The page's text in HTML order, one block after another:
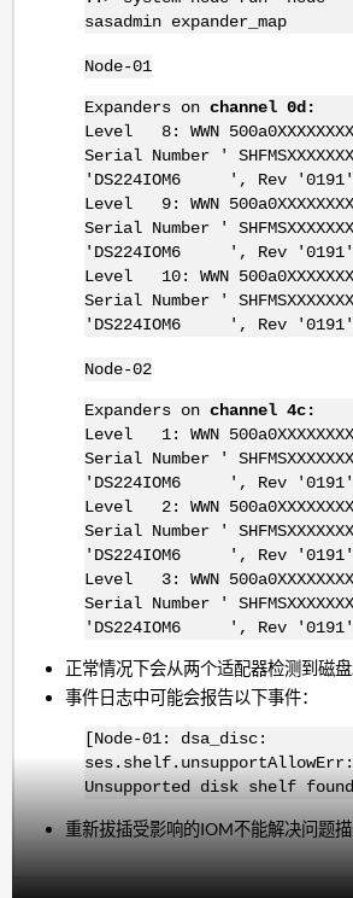
sasadmin expander_map
Node-01
Expanders on channel 0d:
Level 8: WWN
Serial Number '
'DS224IOM6 ', Rev
Level 9: WWN
Serial Number '
'DS224IOM6 ', Rev
Level 10: WWN
Serial Number '
'DS224IOM6 ', Rev
Node-02
Expanders on channel 4c:
Level 1: WWN
Serial Number '
'DS224IOM6 ', Rev
Level 2: WWN
Serial Number '
'DS224IOM6 ', Rev
Level 3: WWN
Serial Number '
'DS224IOM6 ', Rev
正常情况下会从两个适配器检测到磁盘
事件日志中可能会报告以下事件：
[Node-01: dsa_disc:
Unsupported disk shelf
重新拔插受影响的IOM不能解决问题描